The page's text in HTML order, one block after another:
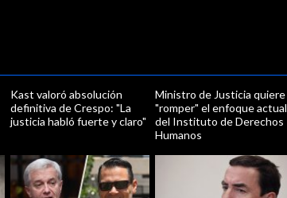
Kast valoró absolución
definitiva de Crespo: "La
justicia habló fuerte y claro"
Ministro de Justicia quiere
"romper" el enfoque actual
del Instituto de Derechos
Humanos